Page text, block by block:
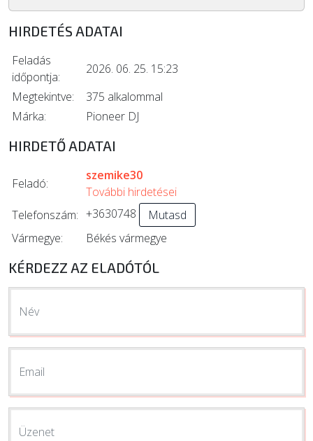
HIRDETÉS ADATAI
Feladás
időpontja:
2026. 06. 25. 15:23
Megtekintve:
375 alkalommal
Márka:
Pioneer DJ
HIRDETŐ ADATAI
Feladó:
szemike30
További hirdetései
Telefonszám: +3630748
Mutasd
Vármegye:
Békés vármegye
KÉRDEZZ AZ ELADÓTÓL
Név
Email
Üzenet